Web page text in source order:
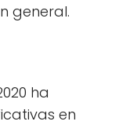
general.
ha
en